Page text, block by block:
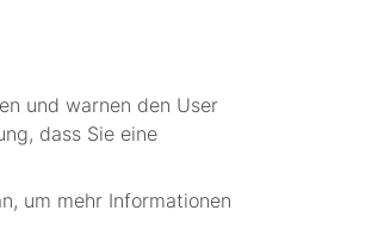
und warnen den User
dass Sie eine
um mehr Informationen